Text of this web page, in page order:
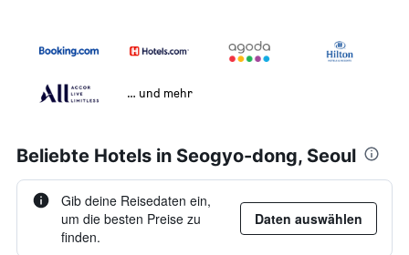
… und mehr
Beliebte Hotels in Seogyo-dong, Seoul
Gib deine Reisedaten ein,
um die besten Preise zu
finden.
Daten auswählen